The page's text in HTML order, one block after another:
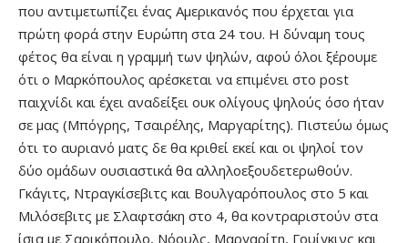
που αντιμετωπίζει ένας Αμερικανός που έρχεται για
πρώτη φορά στην Ευρώπη στα 24 του. Η δύναμη τους
φέτος θα είναι η γραμμή των ψηλών, αφού όλοι ξέρουμε
ότι ο Μαρκόπουλος αρέσκεται να επιμένει στο post
παιχνίδι και έχει αναδείξει ουκ ολίγους ψηλούς όσο ήταν
σε μας (Μπόγρης, Τσαιρέλης, Μαργαρίτης). Πιστεύω όμως
ότι το αυριανό ματς δε θα κριθεί εκεί και οι ψηλοί τον
δύο ομάδων ουσιαστικά θα αλληλοεξουδετερωθούν.
Γκάγιτς, Ντραγκίσεβιτς και Βουλγαρόπουλος στο 5 και
Μιλόσεβιτς με Σλαφτσάκη στο 4, θα κοντραριστούν στα
ίσια με Σαρικόπουλο, Νόουλς, Μαργαρίτη, Γουίγκινς και